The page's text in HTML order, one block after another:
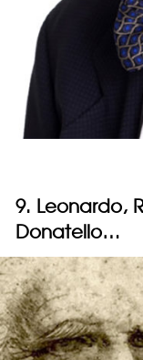
9. Leonardo,
Donatello…